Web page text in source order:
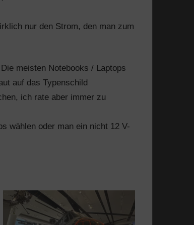
nur den Strom, den man zum
meisten Notebooks / Laptops
auf das Typenschild
ich rate aber immer zu
wählen oder man ein nicht 12 V-